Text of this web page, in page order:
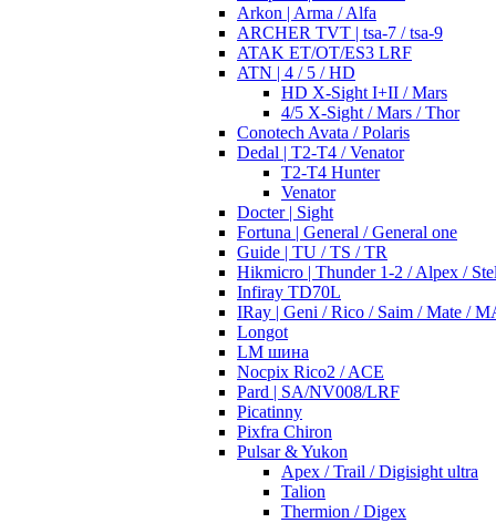
Arkon | Arma / Alfa
ARCHER TVT | tsa-7 / tsa-9
ATAK ET/OT/ES3 LRF
ATN | 4 / 5 / HD
HD X-Sight I+II / Mars
4/5 X-Sight / Mars / Thor
Conotech Avata / Polaris
Dedal | T2-T4 / Venator
T2-T4 Hunter
Venator
Docter | Sight
Fortuna | General / General one
Guide | TU / TS / TR
Hikmicro | Thunder 1-2 / Alpex /
Infiray TD70L
IRay | Geni / Rico / Saim / Mate /
Longot
LM шина
Nocpix Rico2 / ACE
Pard | SA/NV008/LRF
Picatinny
Pixfra Chiron
Pulsar & Yukon
Apex / Trail / Digisight ultra
Talion
Thermion / Digex